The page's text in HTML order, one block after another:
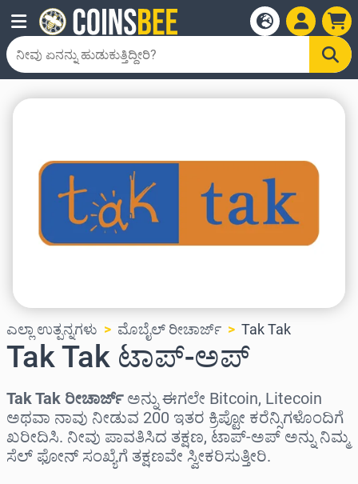
ಎಲ್ಲಾ ಉತ್ಪನ್ನಗಳು ಮೊಬೈಲ್ ರೀಚಾರ್ಜ್ Tak Tak
Tak Tak ಟಾಪ್-ಅಪ್
Tak Tak ರೀಚಾರ್ಜ್ಅನ್ನು ಈಗಲೇ Bitcoin, Litecoin
ಅಥವಾ ನಾವು ನೀಡುವ 200 ಇತರ ಕ್ರಿಪ್ಟೋ ಕರೆನ್ಸಿಗಳೊಂದಿಗೆ
ಖರೀದಿಸಿ. ನೀವು ಪಾವತಿಸಿದ ತಕ್ಷಣ, ಟಾಪ್-ಅಪ್ ಅನ್ನು ನಿಮ್ಮ
ಸೆಲ್ ಫೋನ್ ಸಂಖ್ಯೆಗೆ ತಕ್ಷಣವೇ ಸ್ವೀಕರಿಸುತ್ತೀರಿ.